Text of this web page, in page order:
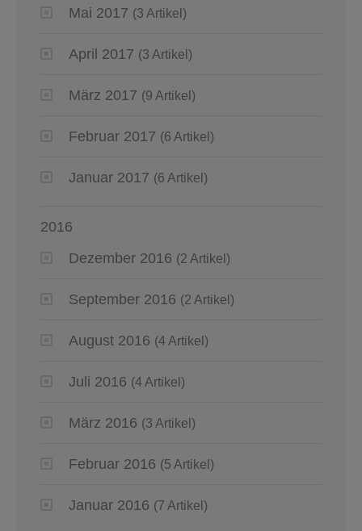
Mai 2017 (3 Artikel)
April 2017 (3 Artikel)
März 2017 (9 Artikel)
Februar 2017 (6 Artikel)
Januar 2017 (6 Artikel)
2016
Dezember 2016 (2 Artikel)
September 2016 (2 Artikel)
August 2016 (4 Artikel)
Juli 2016 (4 Artikel)
März 2016 (3 Artikel)
Februar 2016 (5 Artikel)
Januar 2016 (7 Artikel)